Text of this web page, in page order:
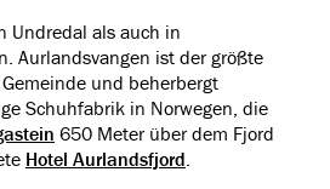
Undredal als auch in
Aurlandsvangen ist der größte
und beherbergt
Schuhfabrik in Norwegen, die
650 Meter über dem Fjord
Hotel Aurlandsfjord.